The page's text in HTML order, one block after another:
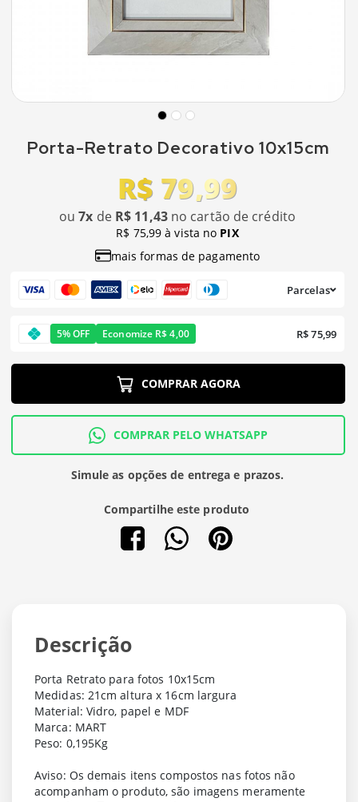
Porta-Retrato Decorativo 10x15cm
R$ 79,99
ou7x de R$ 11,43no cartão de crédito
R$ 75,99 à vista no PIX
mais formas de pagamento
Parcelas
5% OFF Economize R$ 4,00 R$ 75,99
COMPRAR AGORA
COMPRAR PELO WHATSAPP
Simule as opções de entrega e prazos.
Compartilhe este produto
Descrição
Porta Retrato para fotos 10x15cm
Medidas: 21cm altura x 16cm largura
Material: Vidro, papel e MDF
Marca: MART
Peso: 0,195Kg
Aviso: Os demais itens compostos nas fotos não
acompanham o produto, são imagens meramente